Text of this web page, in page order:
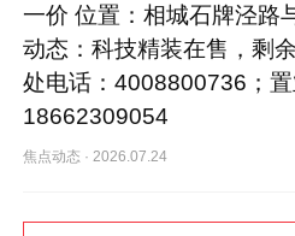
一价 位置：相城石牌泾路
动态：科技精装在售，剩
处电话：4008800736；置
18662309054
焦点动态 ·2026.07.24